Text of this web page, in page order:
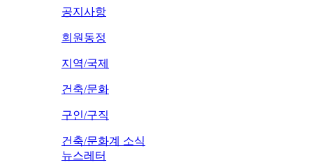
공지사항
회원동정
지역/국제
건축/문화
구인/구직
건축/문화계 소식
뉴스레터